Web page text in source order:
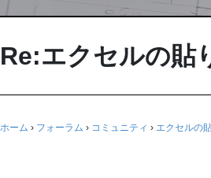
Re:エクセルの貼
ホーム › フォーラム › コミュニティ › エクセルの